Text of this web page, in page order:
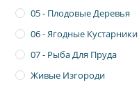
05 - Плодовые Деревья
06 - Ягодные Кустарники
07 - Рыба Для Пруда
Живые Изгороди